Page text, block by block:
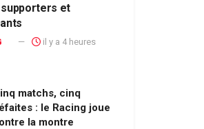
et
il y a 4 heures
matchs, cinq
: le Racing joue
la montre